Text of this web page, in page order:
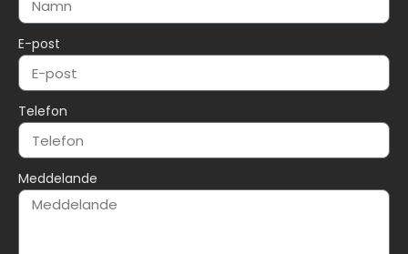
E-post
Telefon
Meddelande